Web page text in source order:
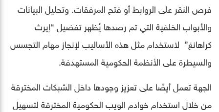
فرص النقر على الروابط أو فتح المرفقات. وتحليل البيانات
والأبواب الخلفية التي تم رصدها يُظهر تفضيل “إيرث
كراهانغ” لاستخدام مثل هذه الأساليب لإنجاز مهام التجسس
والسيطرة على الأنظمة الحكومية المستهدفة.
الجهة تعمل أيضًا على تعزيز وجودها داخل الشبكات المخترقة
من خلال استخدام خوادم الويب الحكومية المخترقة لتسهيل